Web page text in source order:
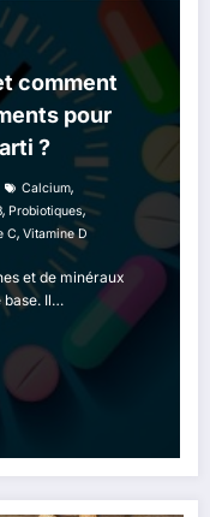
comment
pour
?
Calcium,
, Probiotiques,
C, Vitamine D
et de minéraux
base. Il…